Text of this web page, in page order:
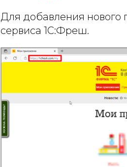
Для добавления нового
сервиса 1С:Фреш.